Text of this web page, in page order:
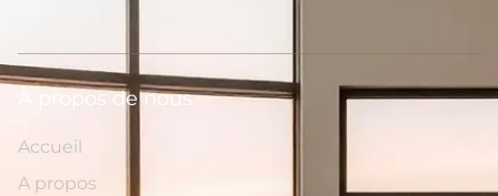
A propos de nous
Accueil
A propos